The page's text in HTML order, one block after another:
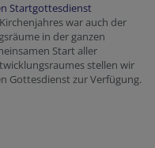
Startgottesdienst
war auch der
in der ganzen
Start aller
stellen wir
Gottesdienst zur Verfügung.